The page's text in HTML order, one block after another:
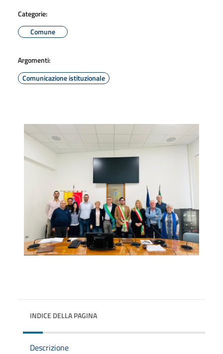
Categorie:
Comune
Argomenti:
Comunicazione istituzionale
INDICE DELLA PAGINA
Descrizione